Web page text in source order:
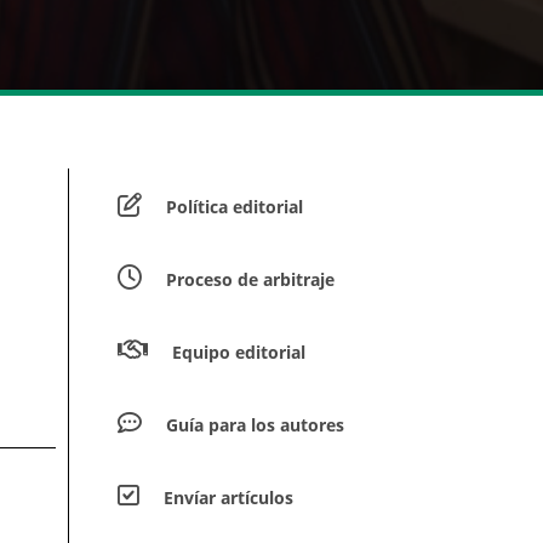
Política editorial
Proceso de arbitraje
Equipo editorial
Guía para los autores
Envíar artículos